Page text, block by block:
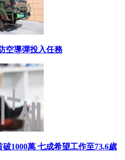
空導彈投入任務
1000萬 七成希望工作至73.6歲